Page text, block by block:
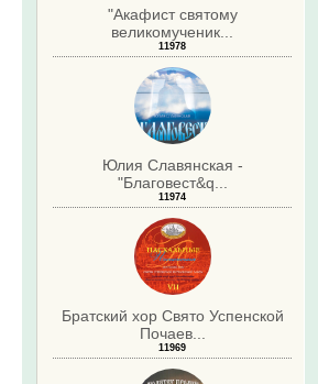
"Акафист святому
великомученик...
11978
Юлия Славянская -
"Благовест&q...
11974
Братский хор Свято Успенской
Почаев...
11969